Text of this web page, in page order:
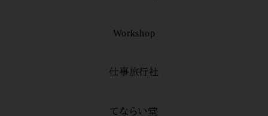
Workshop
仕事旅行社
てならい堂